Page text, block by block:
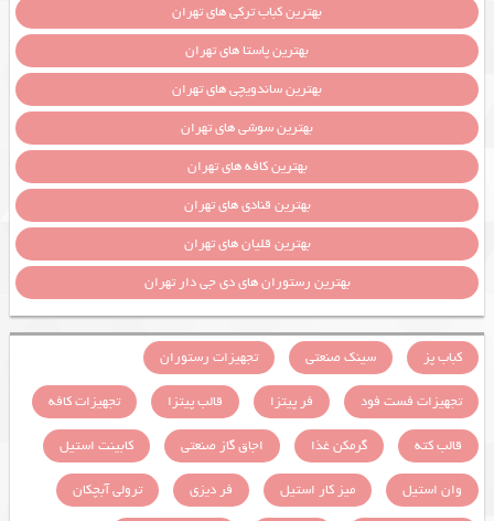
بهترین کباب ترکی های تهران
بهترین پاستا های تهران
بهترین ساندویچی های تهران
بهترین سوشی های تهران
بهترین کافه های تهران
بهترین قنادی های تهران
بهترین قلیان های تهران
بهترین رستوران های دی جی دار تهران
کباب پز سینک صنعتی
تجهیزات رستوران
تجهیزات فست فود
فر پیتزا قالب پیتزا
تجهیزات کافه
قالب کته
گرمکن غذا اجاق گاز صنعتی
کابینت استیل
وان استیل
میز کار استیل فر دیزی
ترولی آبچکان